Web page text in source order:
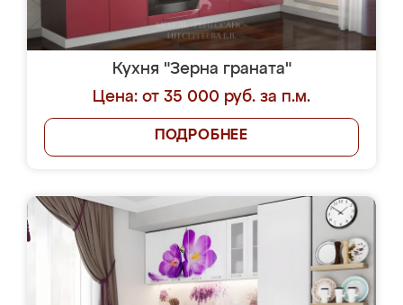
Кухня "Зерна граната"
Цена: от 35 000 руб. за п.м.
ПОДРОБНЕЕ